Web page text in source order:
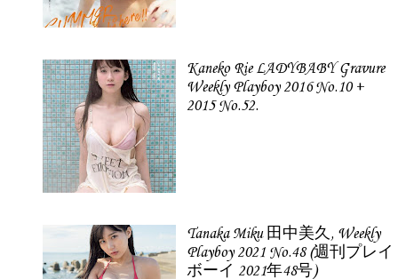
Kaneko Rie LADYBABY Gravure
Weekly Playboy 2016 No.10 +
2015 No.52.
Tanaka Miku 田中美久, Weekly
Playboy 2021 No.48 (週刊プレイ
ボーイ 2021年48号)